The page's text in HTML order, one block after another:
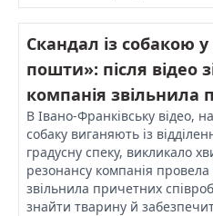
Скандал із собакою у
пошти»: після відео
компанія звільнила
В Івано-Франківську відео,
собаку виганяють із
градусну спеку, викликало
резонансу компанія
звільнила причетних
знайти тварину й